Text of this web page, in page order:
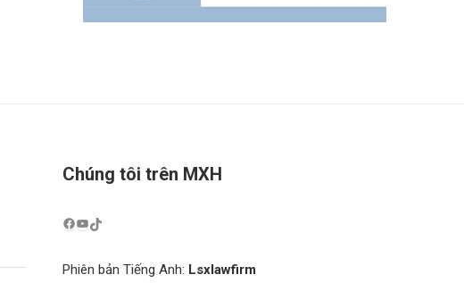
Chúng tôi trên MXH
Phiên bản Tiếng Anh: Lsxlawfirm